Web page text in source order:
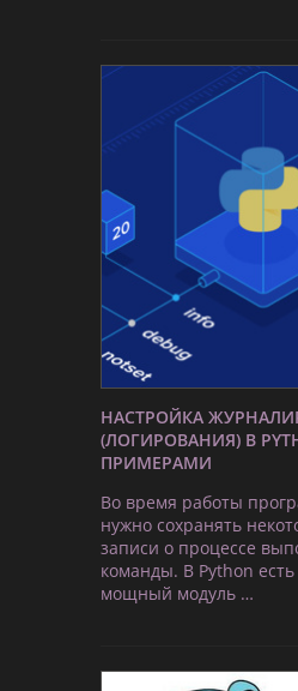
НАСТРОЙКА
(ЛОГИРОВАНИЯ) В
ПРИМЕРАМИ
Во время работы
нужно сохранять
записи о процессе
команды. В Python
мощный модуль …